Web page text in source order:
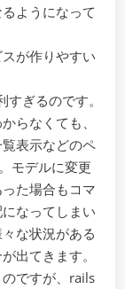
ようになって
が作りやすい
ぎるのです。
らなくても、
表示などのペ
モデルに変更
た場合もコマ
なってしまい
な状況がある
出てきます。
ですが、rails